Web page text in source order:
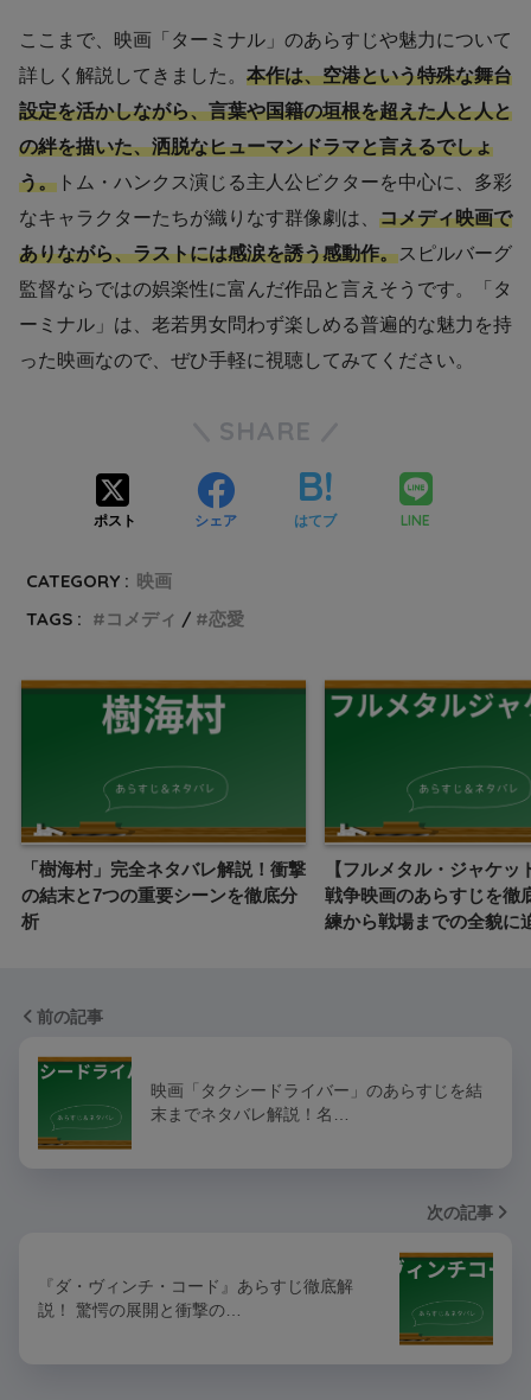
ここまで、映画「ターミナル」のあらすじや魅力について
詳しく解説してきました。 本作は、空港という特殊な舞台
設定を活かしながら、言葉や国籍の垣根を超えた人と人と
の絆を描いた、洒脱なヒューマンドラマと言えるでしょ
う。 トム・ハンクス演じる主人公ビクターを中心に、多彩
なキャラクターたちが織りなす群像劇は、 コメディ映画で
ありながら、ラストには感涙を誘う感動作。スピルバーグ
監督ならではの娯楽性に富んだ作品と言えそうです。「タ
ーミナル」は、老若男女問わず楽しめる普遍的な魅力を持
った映画なので、ぜひ手軽に視聴してみてください。
SHARE
ポスト シェア はてブ LINE
CATEGORY : 映画
TAGS :
コメディ 恋愛
「樹海村」完全ネタバレ解説！衝撃
の結末と7つの重要シーンを徹底分
析
【フルメタル・ジャケッ
戦争映画のあらすじを徹
練から戦場までの全貌に
前の記事
映画「タクシードライバー」のあらすじを結
末までネタバレ解説！名…
次の記事
『ダ・ヴィンチ・コード』あらすじ徹底解
説！ 驚愕の展開と衝撃の…